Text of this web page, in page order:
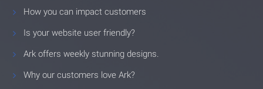
How you can impact customers
Is your website user friendly?
Ark offers weekly stunning designs.
Why our customers love Ark?